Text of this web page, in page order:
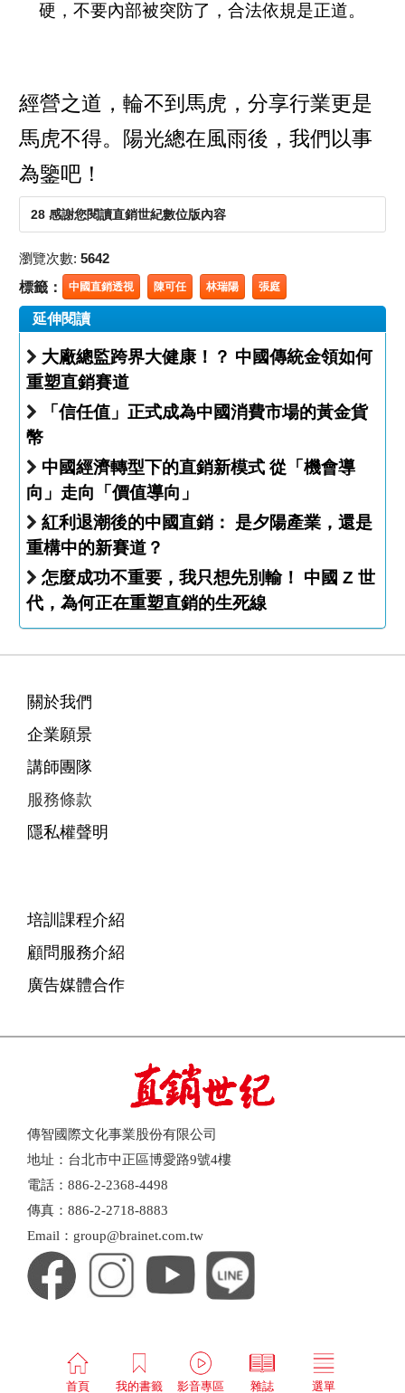
硬，不要內部被突防了，合法依規是正道。
經營之道，輪不到馬虎，分享行業更是
馬虎不得。陽光總在風雨後，我們以事
為鑒吧！
28 感謝您閱讀直銷世紀數位版內容
瀏覽次數: 5642
標籤： 中國直銷透視 陳可任 林瑞陽 張庭
延伸閱讀
大廠總監跨界大健康！？ 中國傳統金領如何
重塑直銷賽道
「信任值」正式成為中國消費市場的黃金貨
幣
中國經濟轉型下的直銷新模式 從「機會導
向」走向「價值導向」
紅利退潮後的中國直銷： 是夕陽產業，還是
重構中的新賽道？
怎麼成功不重要，我只想先別輸！ 中國 Z 世
代，為何正在重塑直銷的生死線
關於我們
企業願景
講師團隊
服務條款
隱私權聲明
培訓課程介紹
顧問服務介紹
廣告媒體合作
傳智國際文化事業股份有限公司
地址：台北市中正區博愛路9號4樓
電話：886-2-2368-4498
傳真：886-2-2718-8883
Email：group@brainet.com.tw
首頁 我的書籤 影音專區 雜誌 選單